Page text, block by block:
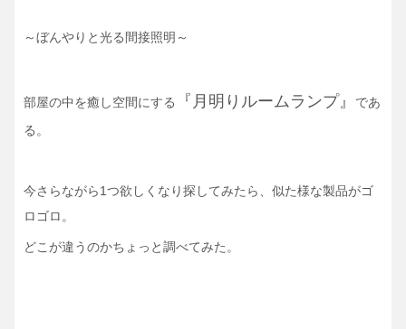
～ぼんやりと光る間接照明～
部屋の中を癒し空間にする 『月明りルームランプ』
であ
る。
今さらながら1つ欲しくなり探してみたら、似た様な製品がゴ
ロゴロ。
どこが違うのかちょっと調べてみた。